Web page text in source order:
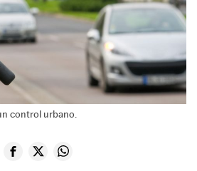
control urbano.